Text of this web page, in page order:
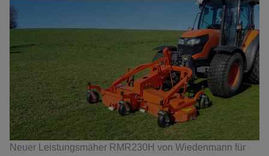
Neuer Leistungsmäher RMR230H von Wiedenmann für